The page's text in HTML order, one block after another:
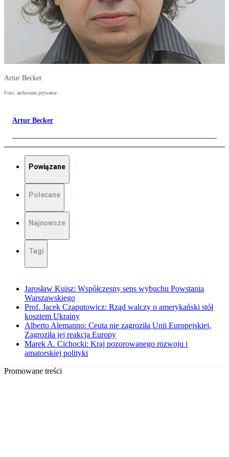
Artur Becker
Foto: archiwum prywatne
Artur Becker
Powiązane
Polecane
Najnowsze
Tagi
Jarosław Kuisz: Współczesny sens wybuchu Powstania
Warszawskiego
Prof. Jacek Czaputowicz: Rząd walczy o amerykański stół
kosztem Ukrainy
Alberto Alemanno: Ceuta nie zagroziła Unii Europejskiej.
Zagroziła jej reakcja Europy
Marek A. Cichocki: Kraj pozorowanego rozwoju i
amatorskiej polityki
Promowane treści